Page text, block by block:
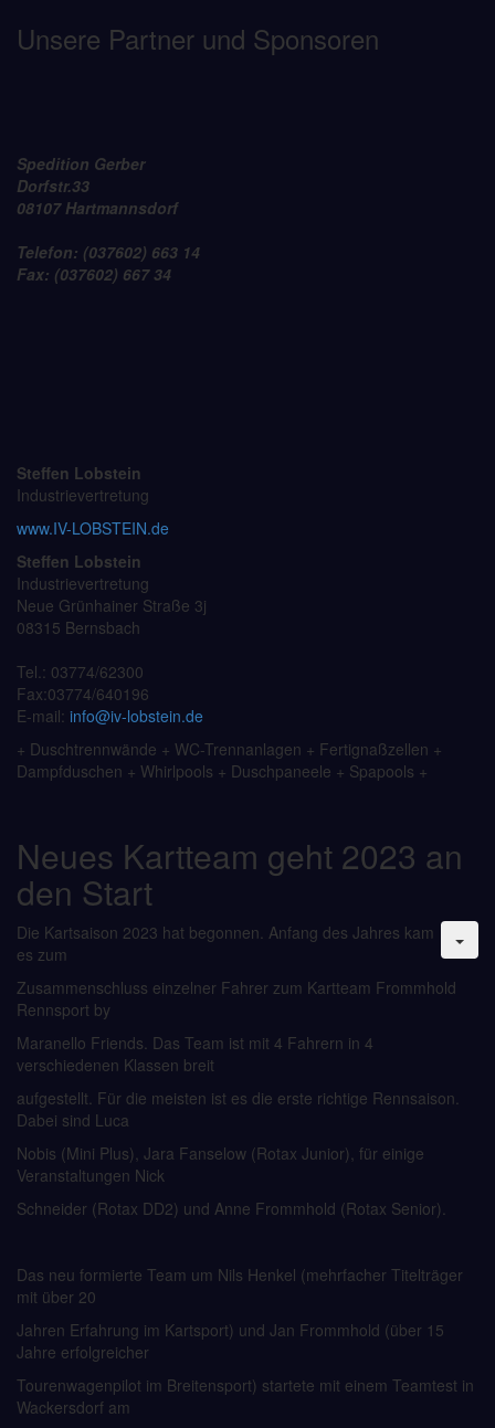
Unsere Partner und Sponsoren
Spedition Gerber
Dorfstr.33
08107 Hartmannsdorf
Telefon: (037602) 663 14
Fax: (037602) 667 34
Steffen Lobstein
Industrievertretung
www.IV-LOBSTEIN.de
Steffen Lobstein
Industrievertretung
Neue Grünhainer Straße 3j
08315 Bernsbach
Tel.: 03774/62300
Fax:03774/640196
E-mail: info@iv-lobstein.de
+ Duschtrennwände + WC-Trennanlagen + Fertignaßzellen +
Dampfduschen + Whirlpools + Duschpaneele + Spapools +
Neues Kartteam geht 2023 an
den Start
Die Kartsaison 2023 hat begonnen. Anfang des Jahres kam
es zum
Zusammenschluss einzelner Fahrer zum Kartteam Frommhold
Rennsport by
Maranello Friends. Das Team ist mit 4 Fahrern in 4
verschiedenen Klassen breit
aufgestellt. Für die meisten ist es die erste richtige Rennsaison.
Dabei sind Luca
Nobis (Mini Plus), Jara Fanselow (Rotax Junior), für einige
Veranstaltungen Nick
Schneider (Rotax DD2) und Anne Frommhold (Rotax Senior).
Das neu formierte Team um Nils Henkel (mehrfacher Titelträger
mit über 20
Jahren Erfahrung im Kartsport) und Jan Frommhold (über 15
Jahre erfolgreicher
Tourenwagenpilot im Breitensport) startete mit einem Teamtest in
Wackersdorf am